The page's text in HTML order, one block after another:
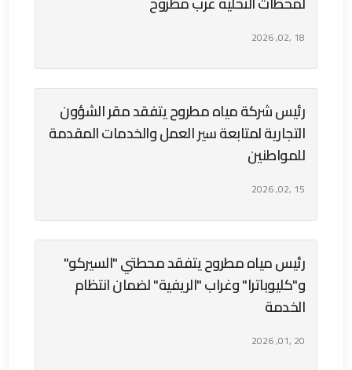
18 ,02, 2026
رئيس شركة مياه مطروح يتفقد مقر الشؤون
التجارية لمتابعة سير العمل والخدمات المقدمة
للمواطنين
15 ,02, 2026
رئيس مياه مطروح يتفقد محطتي "السيركو"
و"كليوباترا" وغراب "الريفية" لضمان انتظام
الخدمة
20 ,01, 2026